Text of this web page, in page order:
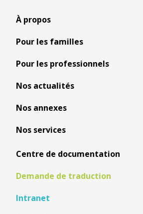
À propos
Pour les familles
Pour les professionnels
Nos actualités
Nos annexes
Nos services
Centre de documentation
Demande de traduction
Intranet